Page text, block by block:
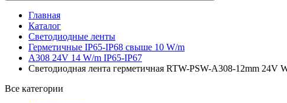
Главная
Каталог
Светодиодные ленты
Герметичные IP65-IP68 свыше 10 W/m
A308 24V 14 W/m IP65-IP67
Светодиодная лента герметичная RTW-PSW-A308-12mm 24V
Все категории